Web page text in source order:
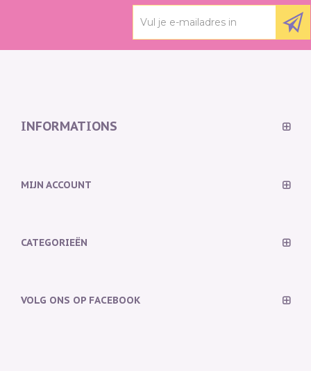
INFORMATIONS
MIJN ACCOUNT
CATEGORIEËN
VOLG ONS OP FACEBOOK